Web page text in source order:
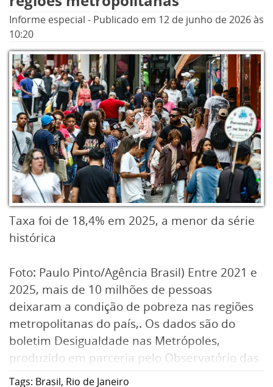
barracas de comidas típicas e apresentações
de artistas locais. O Centro de Exposições de
Paracambi foi todo planejado com uma
infraestrutura que contará com área azul,
pulseiramento infantil, acessibilidade e um
esquema especial de segurança.
Informe especial - Publicado em 12 de junho de 2026às
10:20
Taxa foi de 18,4% em 2025, a menor da série
histórica
Foto: Paulo Pinto/Agência Brasil) Entre 2021 e
2025, mais de 10 milhões de pessoas
deixaram a condição de pobreza nas regiões
metropolitanas do país,. Os dados são do
boletim Desigualdade nas Metrópoles,
produzido em parceria pelo Observatório das
Metrópoles, a Rede de Observatórios da
Tags: Brasil, Rio de Janeiro